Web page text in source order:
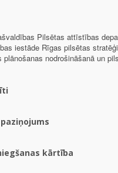
Pilsētas attīstības
iestāde Rīgas pilsētas
nodrošināšanā un
kārtība